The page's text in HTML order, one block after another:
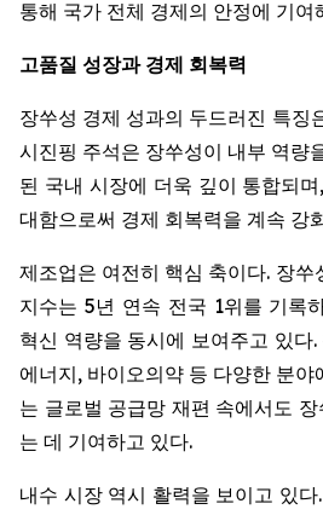
통해 국가 전체 경제의 안정에 기여
고품질 성장과 경제 회복력
장쑤성 경제 성과의 두드러진 특징
시진핑 주석은 장쑤성이 내부 역량
된 국내 시장에 더욱 깊이 통합되
대함으로써 경제 회복력을 계속 강
제조업은 여전히 핵심 축이다. 장쑤
지수는 5년 연속 전국 1위를 기록
혁신 역량을 동시에 보여주고 있다
에너지, 바이오의약 등 다양한 분야
는 글로벌 공급망 재편 속에서도
는 데 기여하고 있다.
내수 시장 역시 활력을 보이고 있다